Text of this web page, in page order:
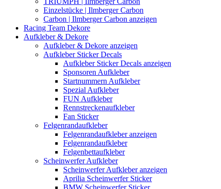
Einzelstücke | Ilmberger Carbon
Carbon | Ilmberger Carbon anzeigen
Racing Team Dekore
Aufkleber & Dekore
Aufkleber & Dekore anzeigen
Aufkleber Sticker Decals
Aufkleber Sticker Decals anzeigen
Sponsoren Aufkleber
Startnummern Aufkleber
Spezial Aufkleber
FUN Aufkleber
Rennstreckenaufkleber
Fan Sticker
Felgenrandaufkleber
Felgenrandaufkleber anzeigen
Felgenrandaufkleber
Felgenbettaufkleber
Scheinwerfer Aufkleber
Scheinwerfer Aufkleber anzeigen
Aprilia Scheinwerfer Sticker
BMW Scheinwerfer Sticker